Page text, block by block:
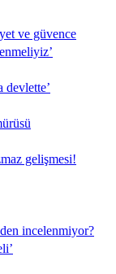
ve güvence
devlette’
gelişmesi!
incelenmiyor?